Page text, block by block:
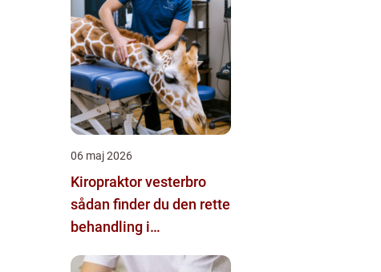
06 maj 2026
Kiropraktor vesterbro
sådan finder du den rette
behandling i